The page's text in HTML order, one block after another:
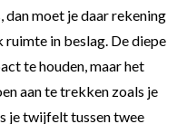
dan moet je daar rekening
ruimte in beslag. De diepe
te houden, maar het
aan te trekken zoals je
je twijfelt tussen twee